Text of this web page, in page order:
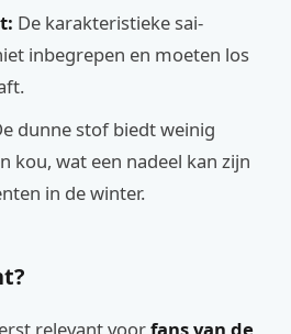
De karakteristieke sai-
inbegrepen en moeten los
dunne stof biedt weinig
kou, wat een nadeel kan zijn
in de winter.